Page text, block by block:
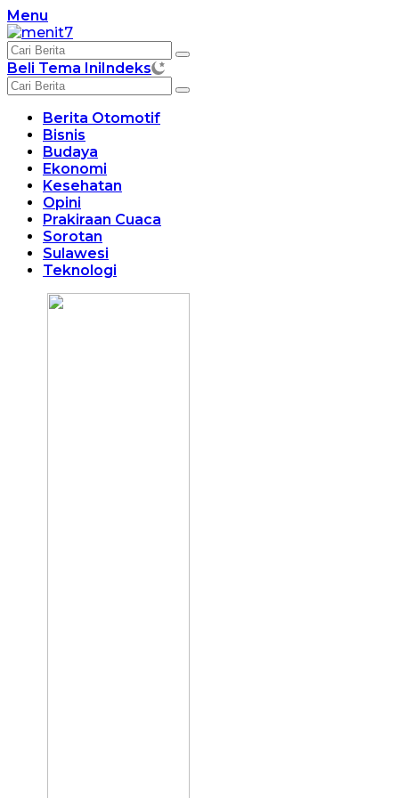
Langsung
ke
konten
Menu
Beli Tema IniIndeks
Berita Otomotif
Bisnis
Budaya
Ekonomi
Kesehatan
Opini
Prakiraan Cuaca
Sorotan
Sulawesi
Teknologi